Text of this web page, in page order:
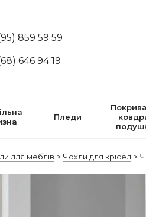
859 59 59
646 94 19
Пледи
для меблів Чохли для крісел